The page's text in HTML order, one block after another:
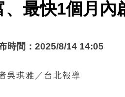
、最快1個月內
時間：2025/8/14 14:05
吳琪雅／台北報導